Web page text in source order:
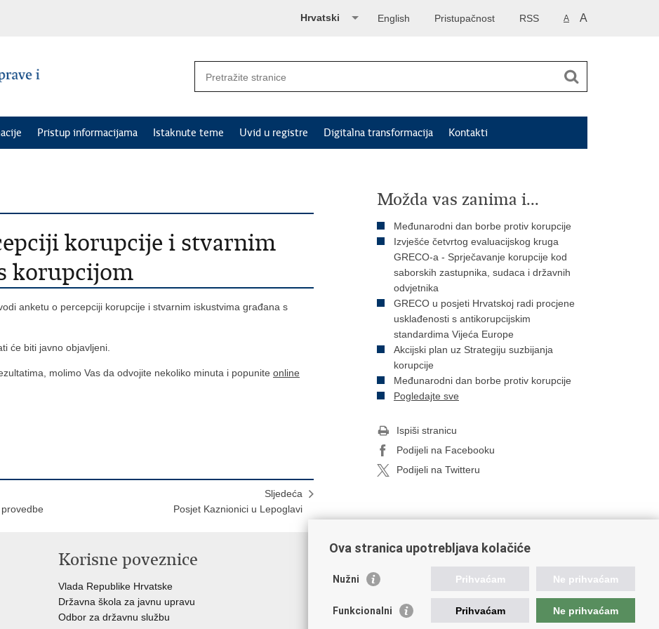
A A
RSS
Pristupačnost
English
Hrvatski
Pristup informacijama Istaknute teme Uvid u registre Digitalna transformacija Kontakti
korupcije i stvarnim
korupcijom
anketu o percepciji korupcije i stvarnim iskustvima građana s
će biti javno objavljeni.
molimo Vas da odvojite nekoliko minuta i popunite online
Sljedeća
Posjet Kaznionici u Lepoglavi
Možda vas zanima i...
Međunarodni dan borbe protiv korupcije
Izvješće četvrtog evaluacijskog kruga
GRECO-a - Sprječavanje korupcije kod
saborskih zastupnika, sudaca i državnih
odvjetnika
GRECO u posjeti Hrvatskoj radi procjene
usklađenosti s antikorupcijskim
standardima Vijeća Europe
Akcijski plan uz Strategiju suzbijanja
korupcije
Međunarodni dan borbe protiv korupcije
Pogledajte sve
Ispiši stranicu
Podijeli na Facebooku
Podijeli na Twitteru
Korisne poveznice
Vlada Republike Hrvatske
Državna škola za javnu upravu
Odbor za državnu službu
Poveznice pravosudnog sustava
Portal sudova
Državno odvjetništvo
Ured za suzbijanje korupcije i organiziranog kriminaliteta
Ova stranica upotrebljava kolačiće
Nužni Prihvaćam Ne prihvaćam
Funkcionalni Prihvaćam Ne prihvaćam